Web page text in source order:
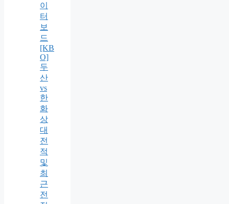
이
터
보
드
[KB
O]
두
산
vs
한
화
상
대
전
적
및
최
근
전